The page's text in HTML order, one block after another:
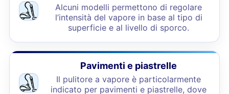
Alcuni modelli permettono di regolare
l’intensità del vapore in base al tipo di
superficie e al livello di sporco.
Pavimenti e piastrelle
Il pulitore a vapore è particolarmente
indicato per pavimenti e piastrelle, dove